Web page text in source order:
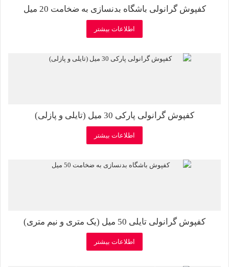
کفپوش گرانولی باشگاه بدنسازی به ضخامت 20 میل
اطلاعات بیشتر
کفپوش گرانولی پارکی 30 میل (تایلی و پازلی)
اطلاعات بیشتر
کفپوش گرانولی تایلی 50 میل (یک متری و نیم متری)
اطلاعات بیشتر